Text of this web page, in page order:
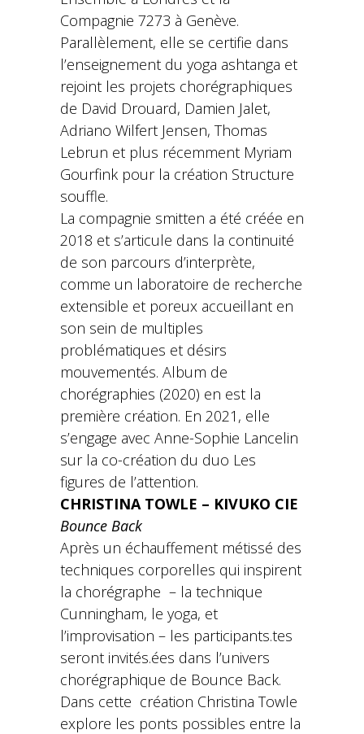
Compagnie 7273 à Genève.
Parallèlement, elle se certifie dans
l’enseignement du yoga ashtanga et
rejoint les projets chorégraphiques
de David Drouard, Damien Jalet,
Adriano Wilfert Jensen, Thomas
Lebrun et plus récemment Myriam
Gourfink pour la création Structure
souffle.
La compagnie smitten a été créée en
2018 et s’articule dans la continuité
de son parcours d’interprète,
comme un laboratoire de recherche
extensible et poreux accueillant en
son sein de multiples
problématiques et désirs
mouvementés. Album de
chorégraphies (2020) en est la
première création. En 2021, elle
s’engage avec Anne-Sophie Lancelin
sur la co-création du duo Les
figures de l’attention.
CHRISTINA TOWLE – KIVUKO CIE
Bounce Back
Après un échauffement métissé des
techniques corporelles qui inspirent
la chorégraphe – la technique
Cunningham, le yoga, et
l’improvisation – les participants.tes
seront invités.ées dans l’univers
chorégraphique de Bounce Back.
Dans cette création Christina Towle
explore les ponts possibles entre la